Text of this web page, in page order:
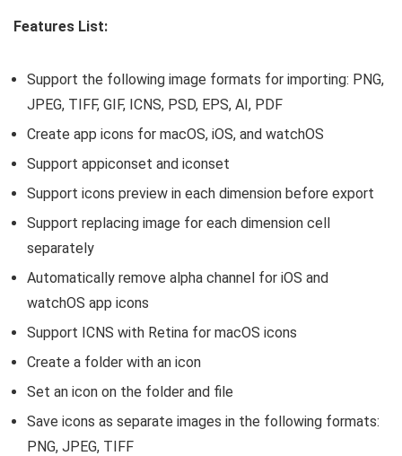
Features List:
Support the following image formats for importing: PNG,
JPEG, TIFF, GIF, ICNS, PSD, EPS, AI, PDF
Create app icons for macOS, iOS, and watchOS
Support appiconset and iconset
Support icons preview in each dimension before export
Support replacing image for each dimension cell
separately
Automatically remove alpha channel for iOS and
watchOS app icons
Support ICNS with Retina for macOS icons
Create a folder with an icon
Set an icon on the folder and file
Save icons as separate images in the following formats:
PNG, JPEG, TIFF